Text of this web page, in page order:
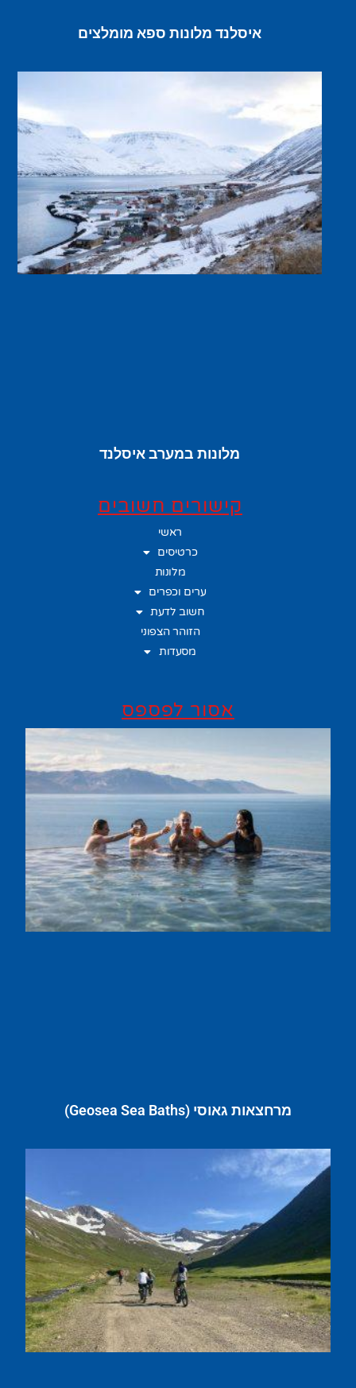
איסלנד מלונות ספא מומלצים
מלונות במערב איסלנד
קישורים חשובים
ראשי
כרטיסים
מלונות
ערים וכפרים
חשוב לדעת
הזוהר הצפוני
מסעדות
אסור לפספס
מרחצאות גאוסי (Geosea Sea Baths)